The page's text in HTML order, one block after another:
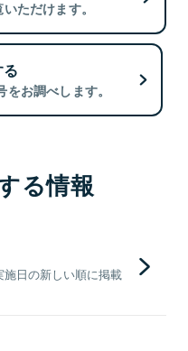
ただけます。
お調べします。
る情報
日の新しい順に掲載